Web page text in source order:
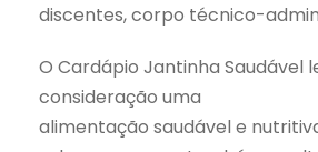
discentes, corpo técnico-
O Cardápio Jantinha Saudável
consideração uma
alimentação saudável e